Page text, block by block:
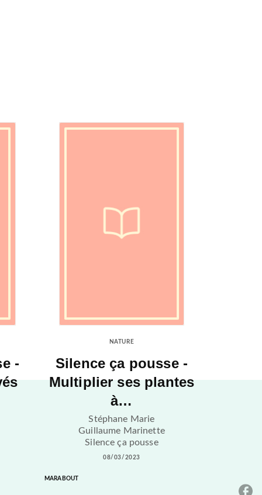
-
NATURE
Silence ça pousse -
Multiplier ses plantes
à…
Stéphane Marie
Guillaume Marinette
Silence ça pousse
08/03/2023
MARABOUT